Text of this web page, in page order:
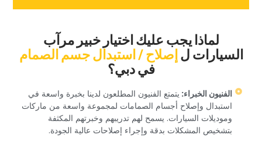
‏لماذا يجب عليك اختيار خبير مرآب
السيارات ل‏‏إصلاح / استبدال جسم الصمام‏
‏في دبي؟‏
‏الفنيون الخبراء: ‏ ‏يتمتع الفنيون المطلعون لدينا بخبرة واسعة في
استبدال وإصلاح أجسام الصمامات لمجموعة واسعة من ماركات
وموديلات السيارات. يسمح لهم تدريبهم وخبرتهم المكثفة
بتشخيص المشكلات بدقة وإجراء إصلاحات عالية الجودة.‏